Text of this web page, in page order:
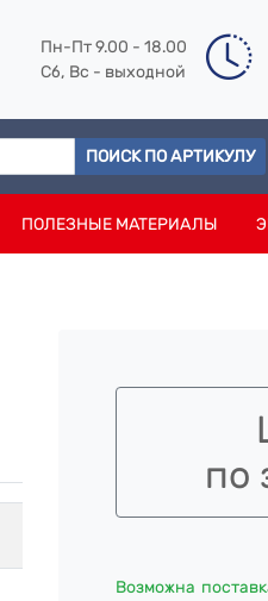
Пн-Пт 9.00 - 18.00
Сб, Вс - выходной
ПОИСК ПО АРТИКУЛУ
ПОЛЕЗНЫЕ МАТЕРИАЛЫ
по
Возможна